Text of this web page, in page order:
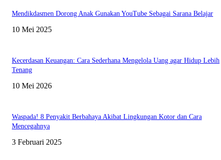
Mendikdasmen Dorong Anak Gunakan YouTube Sebagai Sarana Belajar
10 Mei 2025
Kecerdasan Keuangan: Cara Sederhana Mengelola Uang agar Hidup Lebih
Tenang
10 Mei 2026
Waspada! 8 Penyakit Berbahaya Akibat Lingkungan Kotor dan Cara
Mencegahnya
3 Februari 2025